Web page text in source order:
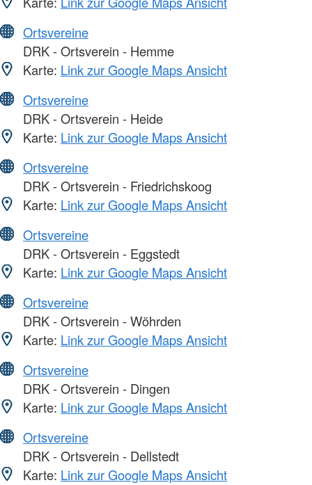
Ortsvereine
DRK - Ortsverein - Hemme
Karte: Link zur Google Maps Ansicht
Ortsvereine
DRK - Ortsverein - Heide
Karte: Link zur Google Maps Ansicht
Ortsvereine
DRK - Ortsverein - Friedrichskoog
Karte: Link zur Google Maps Ansicht
Ortsvereine
DRK - Ortsverein - Eggstedt
Karte: Link zur Google Maps Ansicht
Ortsvereine
DRK - Ortsverein - Wöhrden
Karte: Link zur Google Maps Ansicht
Ortsvereine
DRK - Ortsverein - Dingen
Karte: Link zur Google Maps Ansicht
Ortsvereine
DRK - Ortsverein - Dellstedt
Karte: Link zur Google Maps Ansicht